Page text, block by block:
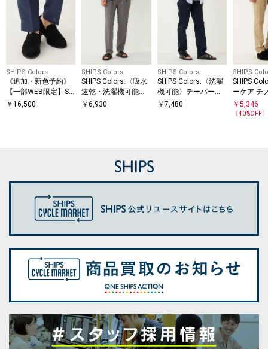
SHIPS Colors
《追加・新色予約》
【一部WEB限定】SHI
PS Colors:スエード
￥ 16,500
SHIPS Colors
SHIPS Colors:〈吸水
速乾・洗濯機可能〉
シアー カノコ イージ
￥6,930
SHIPS Colors
SHIPS Colors:〈洗濯
機可能〉テーパード
ストレッチ ライト チ
￥ 7,480
SHIPS
SHIPS
ーケア チ
ス◇
￥5,346
〔40%OFF〕